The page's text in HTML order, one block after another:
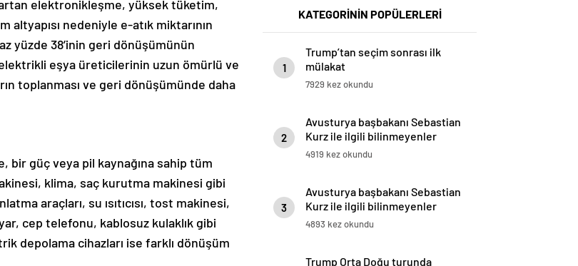
elektronikleşme, yüksek tüketim,
altyapısı nedeniyle e-atık miktarının
yüzde 38’inin geri dönüşümünün
eşya üreticilerinin uzun ömürlü ve
toplanması ve geri dönüşümünde daha
bir güç veya pil kaynağına sahip tüm
klima, saç kurutma makinesi gibi
araçları, su ısıtıcısı, tost makinesi,
cep telefonu, kablosuz kulaklık gibi
depolama cihazları ise farklı dönüşüm
KATEGORİNİN POPÜLERLERİ
1
Trump’tan seçim sonrası ilk
mülakat
7929 kez okundu
2
Avusturya başbakanı Sebastian
Kurz ile ilgili bilinmeyenler
4919 kez okundu
3
Avusturya başbakanı Sebastian
Kurz ile ilgili bilinmeyenler
4893 kez okundu
Trump Orta Doğu turunda